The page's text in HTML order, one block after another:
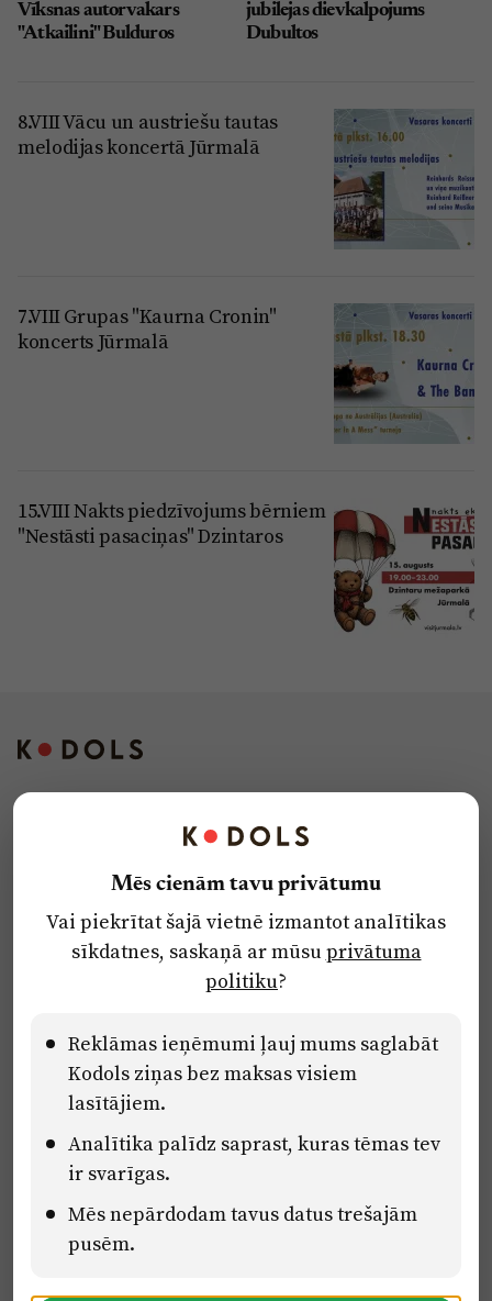
Vīksnas autorvakars
"Atkailini" Bulduros
jubilejas dievkalpojums
Dubultos
8.VIII Vācu un austriešu tautas
melodijas koncertā Jūrmalā
7.VIII Grupas "Kaurna Cronin"
koncerts Jūrmalā
15.VIII Nakts piedzīvojums bērniem
"Nestāsti pasaciņas" Dzintaros
Privātuma politika
Ētikas kodekss
Pārredzamības paziņojumi
Eiropas Savienības Atveseļošanas un noturības mehānisma plāna
2.2. reformu un investīciju virziena “Uzņēmumu digitālā
transformācija un inovācijas” 2.2.1.5.i. investīcijas “Mediju nozares
uzņēmumu digitālās transformācijas veicināšana” pasākuma
“Mācības mediju nozares speciālistu digitālās kompetences un
zināšanu pilnveidošanai” projektā Latvijas Mediju nozares
kompetenču centrs (2.2.1.5.i.0/2/24/A/CFLA/001).
Mēs cienām tavu privātumu
Vai piekrītat šajā vietnē izmantot analītikas
sīkdatnes, saskaņā ar mūsuprivātuma
politiku?
Reklāmas ieņēmumi ļauj mums saglabāt
Kodols ziņas bez maksas visiem
lasītājiem.
Analītika palīdz saprast, kuras tēmas tev
ir svarīgas.
Mēs nepārdodam tavus datus trešajām
pusēm.